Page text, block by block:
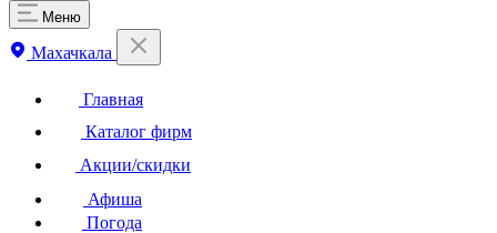
Меню
Махачкала
Главная
Каталог фирм
Акции/скидки
Афиша
Погода